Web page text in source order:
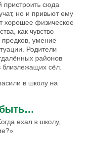
пристроить сюда
но и привьют ему
хорошее физическое
как чувство
умение
Родители
районов
близлежащих сёл.
в школу на
ехал в школу,